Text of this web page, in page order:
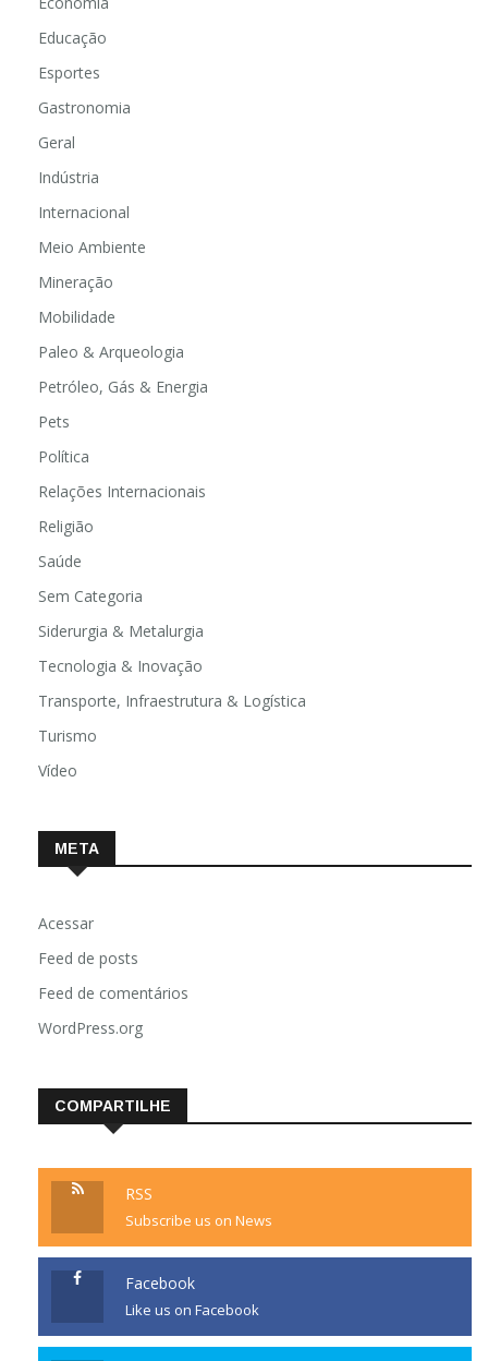
Educação
Esportes
Gastronomia
Geral
Indústria
Internacional
Meio Ambiente
Mineração
Mobilidade
Paleo & Arqueologia
Petróleo, Gás & Energia
Pets
Política
Relações Internacionais
Religião
Saúde
Sem Categoria
Siderurgia & Metalurgia
Tecnologia & Inovação
Transporte, Infraestrutura & Logística
Turismo
Vídeo
META
Acessar
Feed de posts
Feed de comentários
WordPress.org
COMPARTILHE
RSS
Subscribe us on News
Facebook
Like us on Facebook